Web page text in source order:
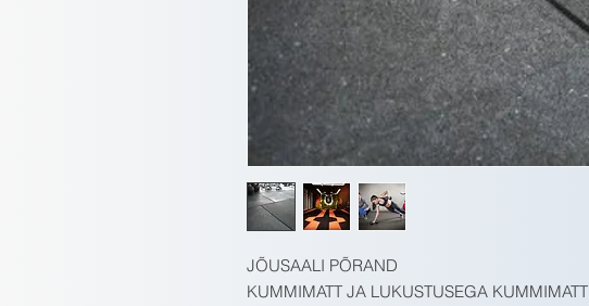
JÕUSAALI PÕRAND
KUMMIMATT JA LUKUSTUSEGA KUMMIMATT